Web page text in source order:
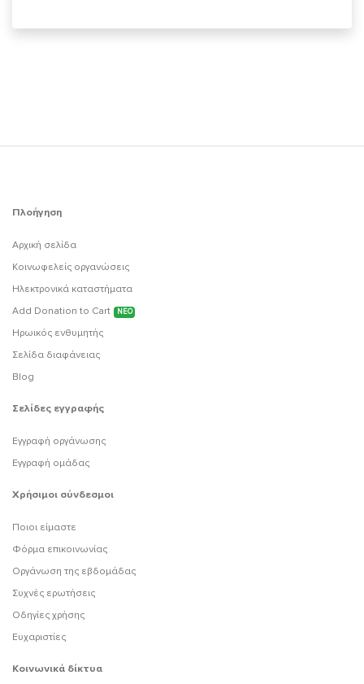
Πλοήγηση
Αρχική σελίδα
Κοινωφελείς οργανώσεις
Ηλεκτρονικά καταστήματα
Add Donation to Cart
ΝΕΟ
Ηρωικός ενθυμητής
Σελίδα διαφάνειας
Blog
Σελίδες εγγραφής
Εγγραφή οργάνωσης
Εγγραφή ομάδας
Χρήσιμοι σύνδεσμοι
Ποιοι είμαστε
Φόρμα επικοινωνίας
Οργάνωση της εβδομάδας
Συχνές ερωτήσεις
Οδηγίες χρήσης
Ευχαριστίες
Κοινωνικά δίκτυα